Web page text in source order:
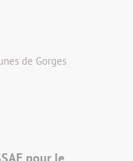
de Gorges